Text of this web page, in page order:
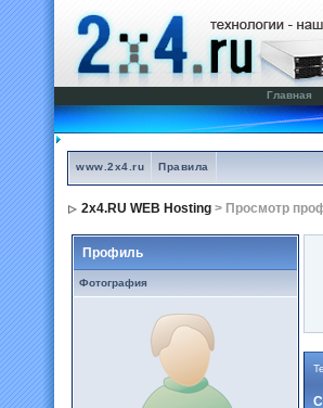
Главная
www.2x4.ru Правила
2x4.RU WEB Hosting > Просмотр
Профиль
Фотография